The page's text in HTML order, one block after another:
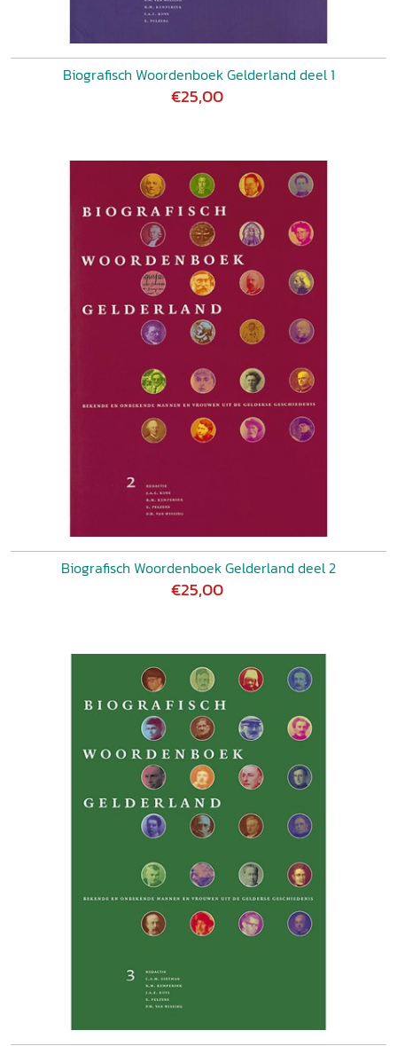
Biografisch Woordenboek Gelderland deel 1
€25,00
Biografisch Woordenboek Gelderland deel 2
€25,00